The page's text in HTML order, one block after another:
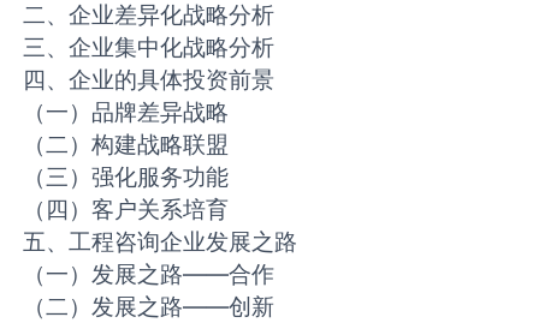
二、企业差异化战略分析
三、企业集中化战略分析
四、企业的具体投资前景
（一）品牌差异战略
（二）构建战略联盟
（三）强化服务功能
（四）客户关系培育
五、工程咨询企业发展之路
（一）发展之路——合作
（二）发展之路——创新